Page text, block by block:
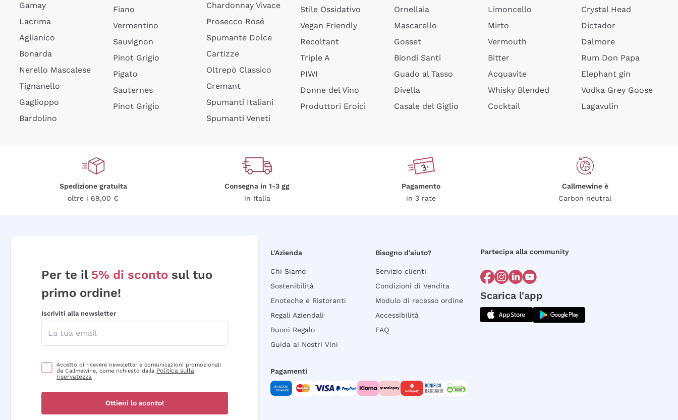
Gamay
Lacrima
Aglianico
Bonarda
Nerello Mascalese
Tignanello
Gaglioppo
Bardolino
Fiano
Vermentino
Sauvignon
Pinot Grigio
Pigato
Sauternes
Pinot Grigio
Chardonnay Vivace
Prosecco Rosé
Spumante Dolce
Cartizze
Oltrepò Classico
Cremant
Spumanti Italiani
Spumanti Veneti
Stile Ossidativo
Vegan Friendly
Recoltant
Triple A
PIWI
Donne del Vino
Produttori Eroici
Ornellaia
Mascarello
Gosset
Biondi Santi
Guado al Tasso
Divella
Casale del Giglio
Limoncello
Mirto
Vermouth
Bitter
Acquavite
Whisky Blended
Cocktail
Crystal Head
Dictador
Dalmore
Rum Don Papa
Elephant gin
Vodka Grey Goose
Lagavulin
Spedizione gratuita
oltre i 69,00 €
Consegna in 1-3 gg
in Italia
Pagamento
in 3 rate
Callmewine è
Carbon neutral
Per te il 5% di sconto sul tuo
primo ordine!
Iscriviti alla newsletter
Accetto di ricevere newsletter e comunicazioni promozionali
da Callmewine, come richiesto dalla Politica sulla
riservatezza
Ottieni lo sconto!
L'Azienda
Chi Siamo
Sostenibilità
Enoteche e Ristoranti
Regali Aziendali
Buoni Regalo
Guida ai Nostri Vini
Bisogno d'aiuto?
Servizio clienti
Condizioni di Vendita
Modulo di recesso ordine
Accessibilità
FAQ
Partecipa alla community
Scarica l'app
Pagamenti